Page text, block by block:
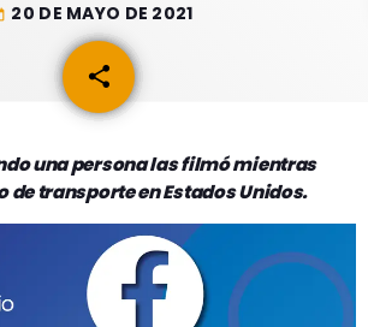
20 DE MAYO DE 2021
share
email
una persona las filmó mientras
de transporte en Estados Unidos.